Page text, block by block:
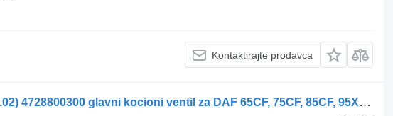
Kontaktirajte prodavca
WABCO 95XF (01.97-12.02) 4728800300 glavni kocioni ventil za DAF 65CF, 75CF, 85CF, 95XF (1997-2002) tegljača